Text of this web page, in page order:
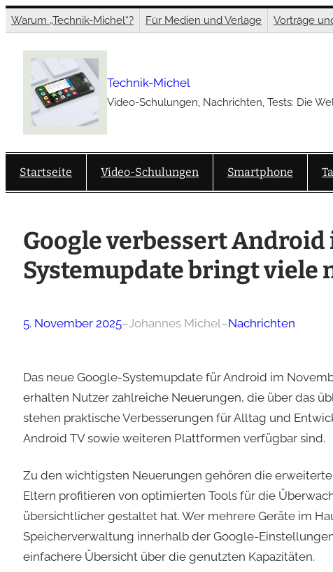
Zum
Inhalt
springen
Warum „Technik-Michel“? Für Medien und Verlage Vorträge
Technik-Michel
Video-Schulungen, Nachrichten, Tests: Die
Startseite Video-Schulungen Smartphone
Google verbessert Android
Systemupdate bringt viele
5. November 2025–Johannes Michel–Nachrichten
Das neue Google-Systemupdate für Android im
erhalten Nutzer zahlreiche Neuerungen, die über das
stehen praktische Verbesserungen für Alltag und
Android TV sowie weiteren Plattformen verfügbar sind.
Zu den wichtigsten Neuerungen gehören die
Eltern profitieren von optimierten Tools für die
übersichtlicher gestaltet hat. Wer mehrere Geräte im
Speicherverwaltung innerhalb der Google-
einfachere Übersicht über die genutzten Kapazitäten.